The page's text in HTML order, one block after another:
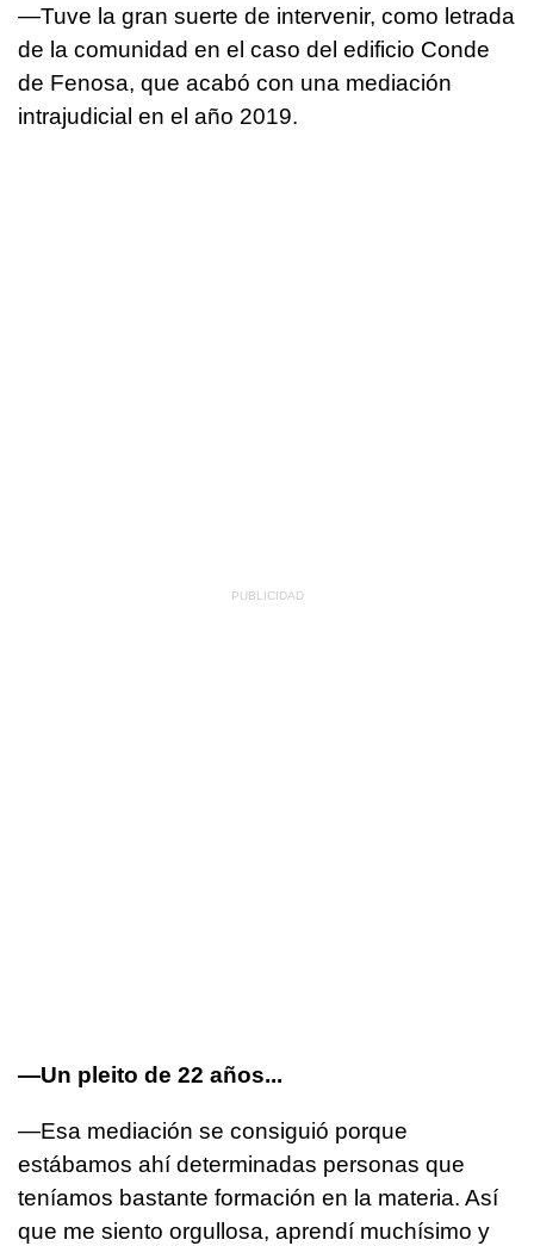
—Tuve la gran suerte de intervenir, como letrada
de la comunidad en el caso del edificio Conde
de Fenosa, que acabó con una mediación
intrajudicial en el año 2019.
—Un pleito de 22 años...
—Esa mediación se consiguió porque
estábamos ahí determinadas personas que
teníamos bastante formación en la materia. Así
que me siento orgullosa, aprendí muchísimo y